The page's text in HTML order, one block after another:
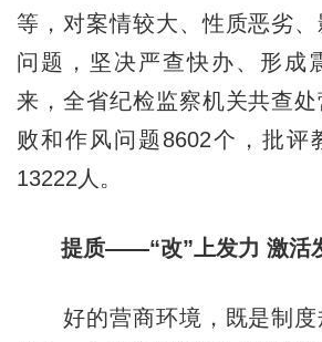
等，对案情较大、性质恶劣
问题，坚决严查快办、形成
来，全省纪检监察机关共查
败和作风问题8602个，批评
13222人。
提质——“改”上发力 激活
好的营商环境，既是制度